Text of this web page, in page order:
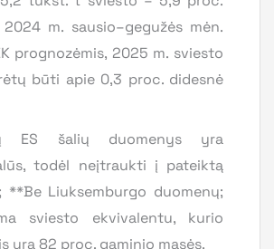
m. sausio–gegužės mėn.
prognozėmis, 2025 m. sviesto
būti apie 0,3 proc. didesnė
ES šalių duomenys yra
todėl neįtraukti į pateiktą
**Be Liuksemburgo duomenų;
sviesto ekvivalentu, kurio
yra 82 proc. gaminio masės.